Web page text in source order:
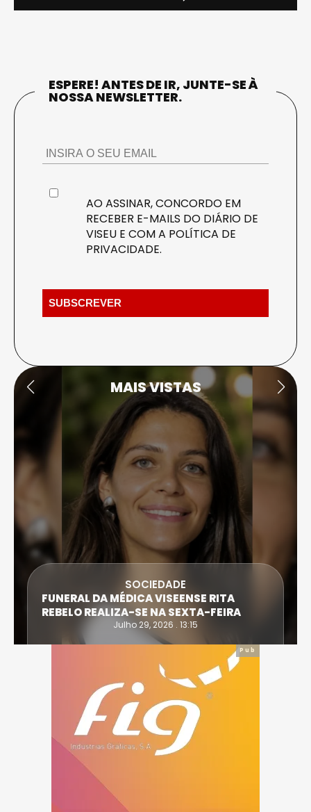
ESPERE! ANTES DE IR, JUNTE-SE À
NOSSA NEWSLETTER.
AO ASSINAR, CONCORDO EM
RECEBER E-MAILS DO DIÁRIO DE
VISEU E COM A POLÍTICA DE
PRIVACIDADE.
MAIS VISTAS
ATLETA DE CASTRO DAIRE SUPERA PROVA
EXTREMA DO TRIATLO E TORNA-SE
IRONWOMAN
Julho 28, 2026 . 16:14
Pub